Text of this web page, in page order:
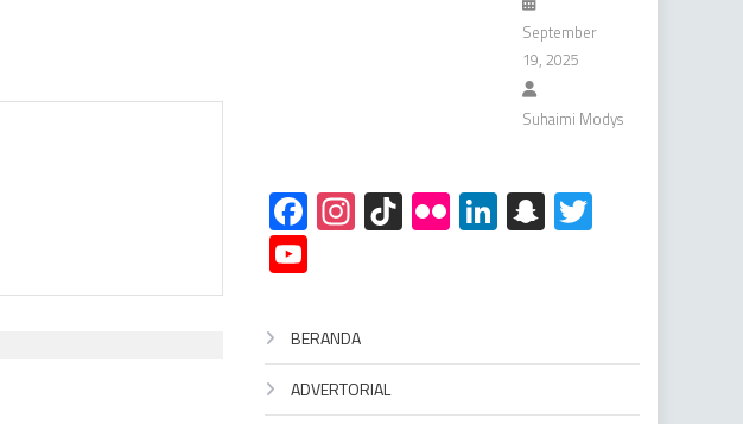
September
19, 2025
Suhaimi Modys
Facebook
Instagram
TikTokFlickrLinkedInSnapchat
BERANDA
ADVERTORIAL